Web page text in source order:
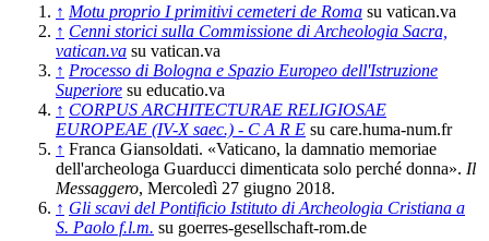
↑ Motu proprio I primitivi cemeteri de Roma su vatican.va
↑ Cenni storici sulla Commissione di Archeologia Sacra,
vatican.va su vatican.va
↑ Processo di Bologna e Spazio Europeo dell'Istruzione
Superiore su educatio.va
↑ CORPUS ARCHITECTURAE RELIGIOSAE
EUROPEAE (IV-X saec.) - C A R E su care.huma-num.fr
↑ Franca Giansoldati. «Vaticano, la damnatio memoriae
dell'archeologa Guarducci dimenticata solo perché donna». Il
Messaggero, Mercoledì 27 giugno 2018.
↑ Gli scavi del Pontificio Istituto di Archeologia Cristiana a
S. Paolo f.l.m. su goerres-gesellschaft-rom.de